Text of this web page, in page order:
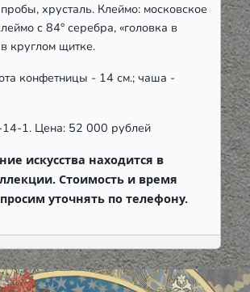
хрусталь. Клеймо: московское
с 84° серебра, «головка в
круглом щитке.
конфетницы - 14 см.; чаша -
1. Цена: 52 000 рублей
искусства находится в
Стоимость и время
уточнять по телефону.